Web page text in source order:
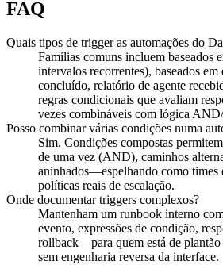
FAQ
Quais tipos de trigger as automações do
Famílias comuns incluem baseados
intervalos recorrentes), baseados
concluído, relatório de agente
regras condicionais que avaliam
vezes combináveis com lógica
Posso combinar várias condições numa
Sim. Condições compostas
de uma vez (AND), caminhos
aninhados—espelhando como times
políticas reais de escalação.
Onde documentar triggers complexos?
Mantenham um runbook interno
evento, expressões de condição,
rollback—para quem está de
sem engenharia reversa da interface.